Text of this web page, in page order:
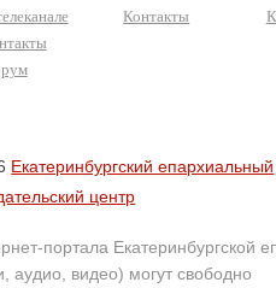
Контакты
Екатеринбургский епархиальный
центр
портала Екатеринбургской
аудио, видео) могут свободно